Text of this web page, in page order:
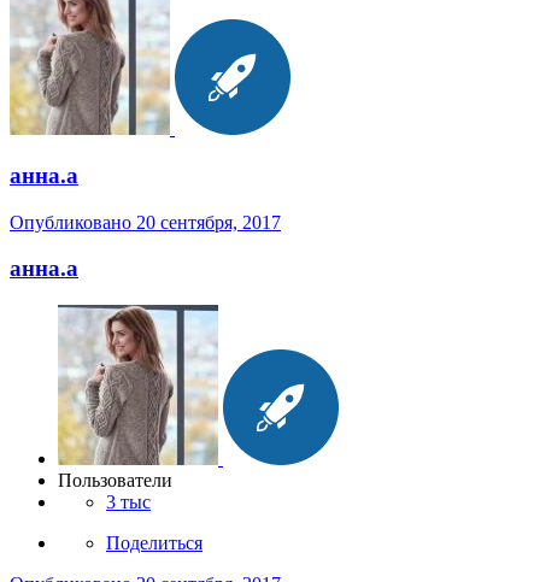
анна.a
Опубликовано 20 сентября, 2017
анна.a
Пользователи
3 тыс
Поделиться